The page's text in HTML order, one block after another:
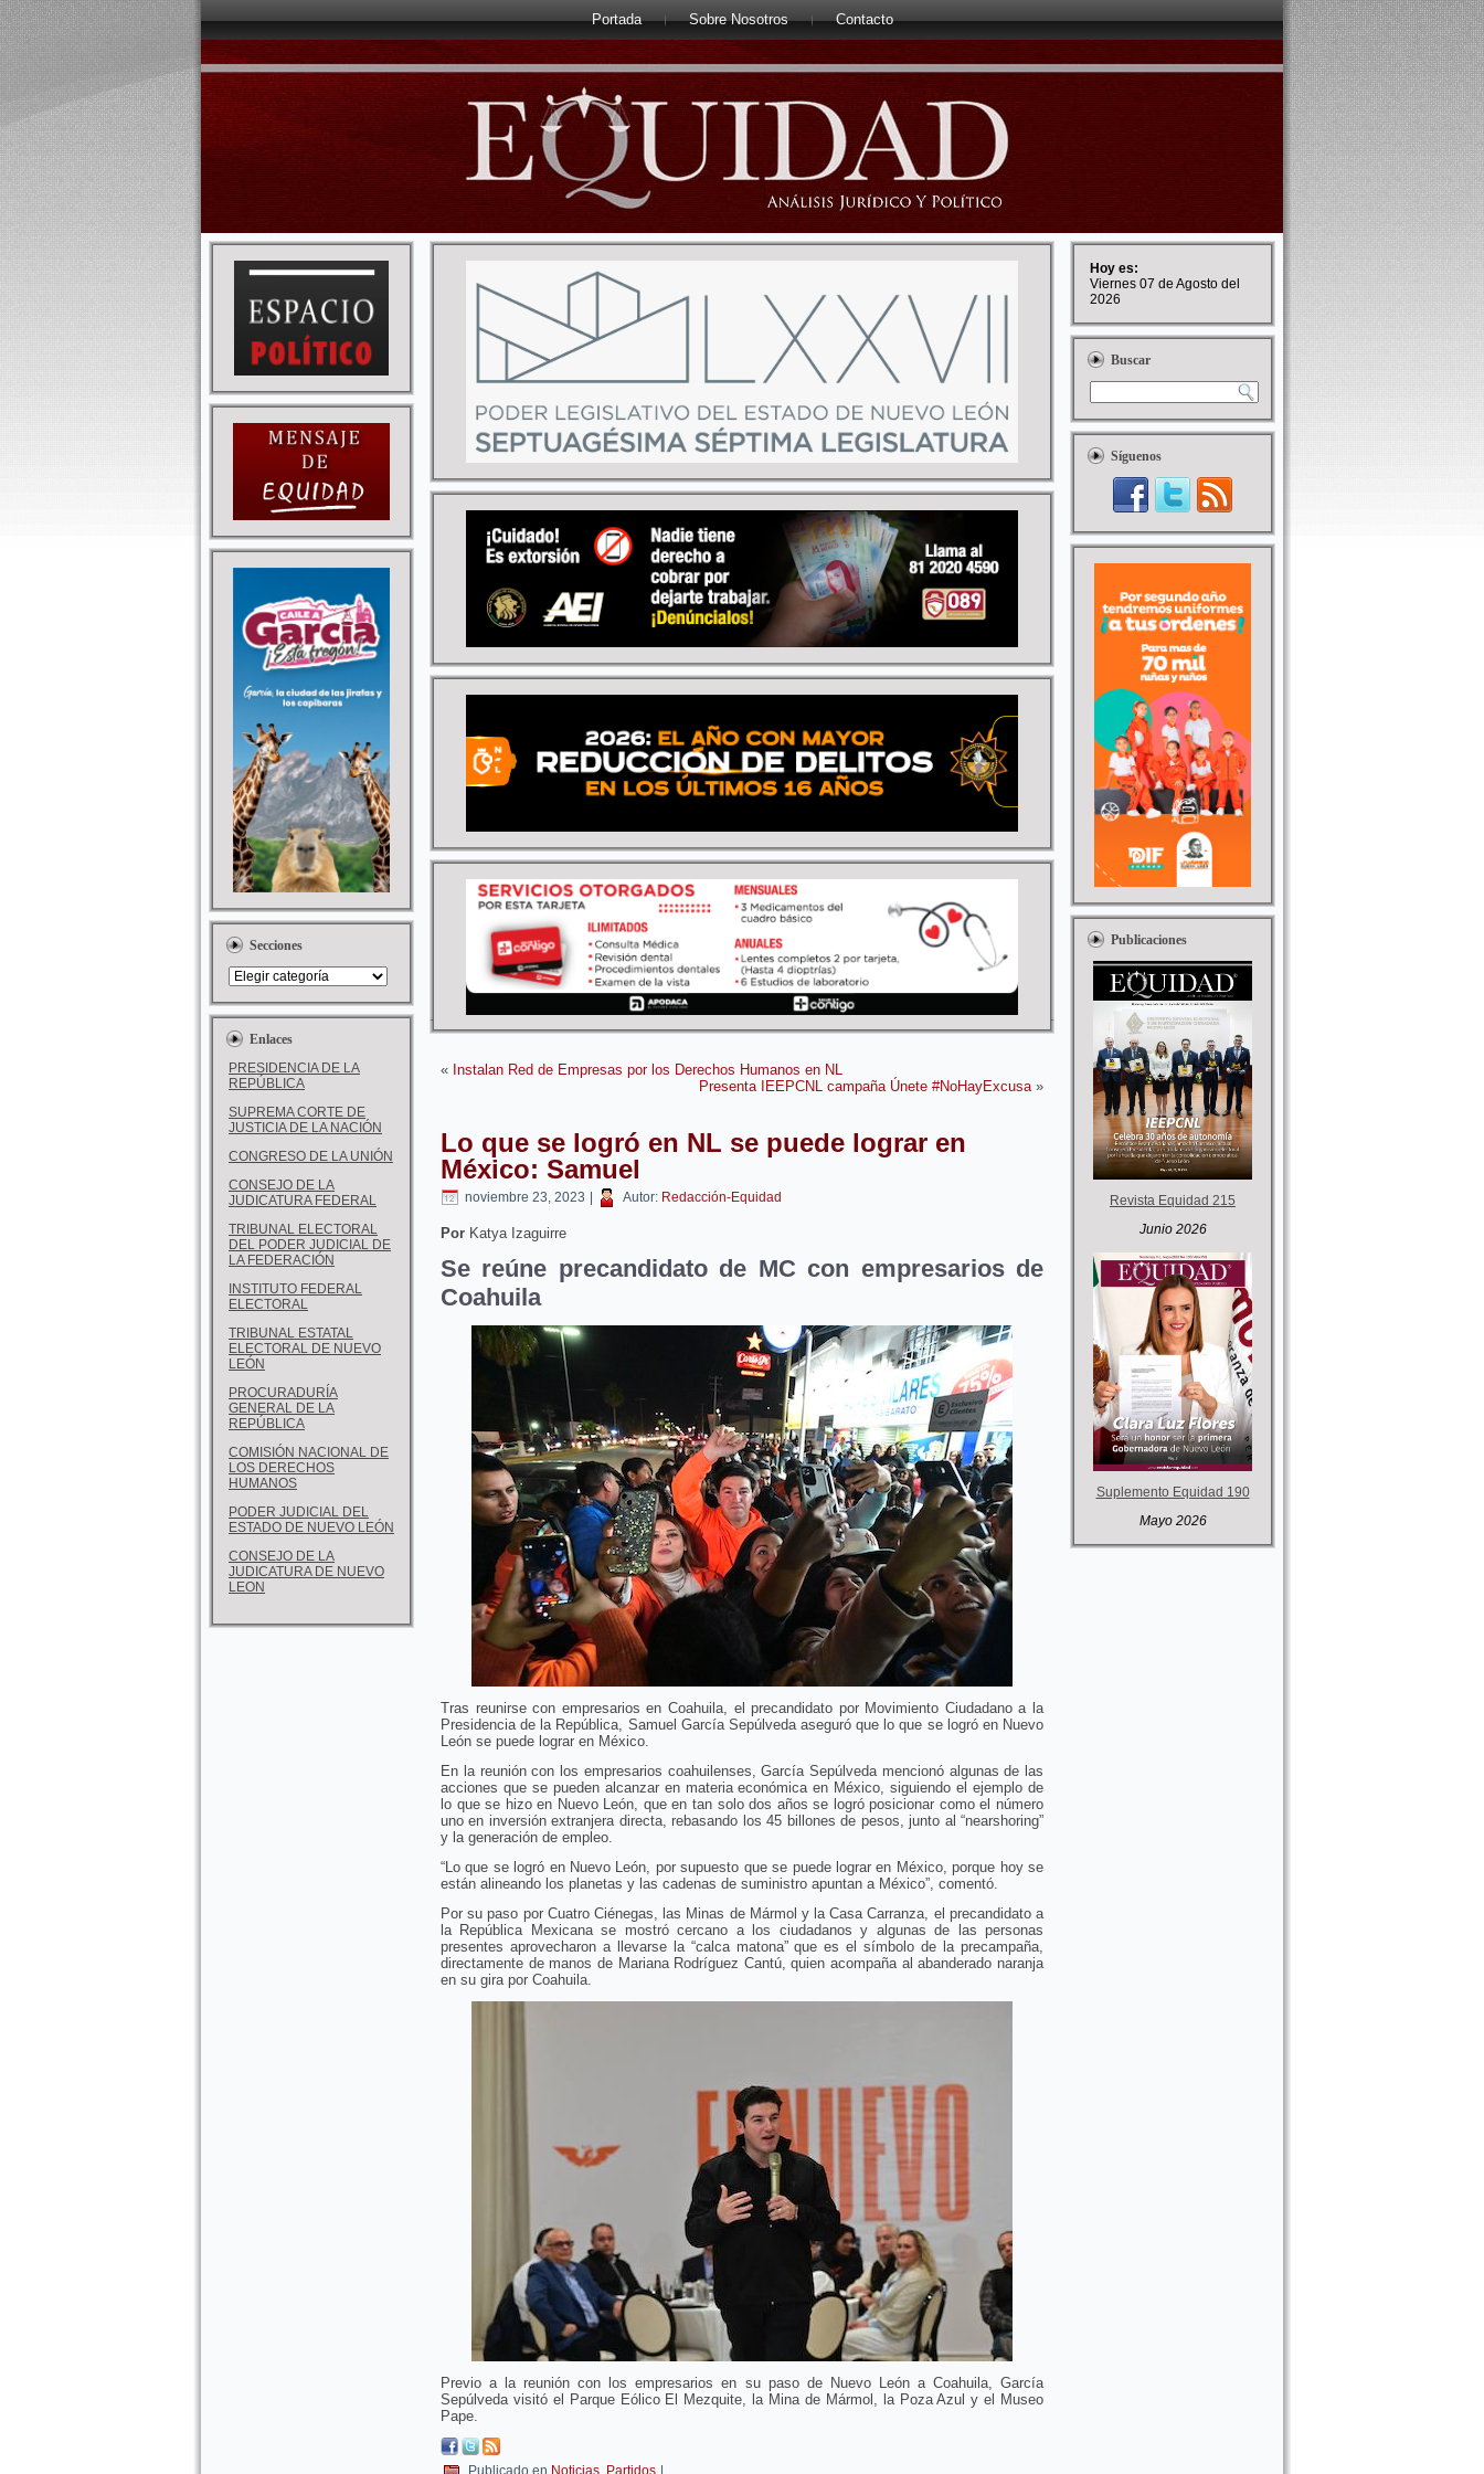
Portada Sobre Nosotros Contacto
Secciones
Enlaces
PRESIDENCIA DE LA
REPÚBLICA
SUPREMA CORTE DE
JUSTICIA DE LA NACIÓN
CONGRESO DE LA UNIÓN
CONSEJO DE LA
JUDICATURA FEDERAL
TRIBUNAL ELECTORAL
DEL PODER JUDICIAL DE
LA FEDERACIÓN
INSTITUTO FEDERAL
ELECTORAL
TRIBUNAL ESTATAL
ELECTORAL DE NUEVO
LEÓN
PROCURADURÍA
GENERAL DE LA
REPÚBLICA
COMISIÓN NACIONAL DE
LOS DERECHOS
HUMANOS
PODER JUDICIAL DEL
ESTADO DE NUEVO LEÓN
CONSEJO DE LA
JUDICATURA DE NUEVO
LEON
« Instalan Red de Empresas por los Derechos Humanos en NL
Presenta IEEPCNL campaña Únete #NoHayExcusa»
Lo que se logró en NL se puede lograr en
México: Samuel
noviembre 23, 2023 Autor: Redacción-Equidad
Por Katya Izaguirre
Se reúne precandidato de MC con empresarios de
Coahuila
Tras reunirse con empresarios en Coahuila, el precandidato por Movimiento Ciudadano a la
Presidencia de la República, Samuel García Sepúlveda aseguró que lo que se logró en Nuevo
León se puede lograr en México.
En la reunión con los empresarios coahuilenses, García Sepúlveda mencionó algunas de las
acciones que se pueden alcanzar en materia económica en México, siguiendo el ejemplo de
lo que se hizo en Nuevo León, que en tan solo dos años se logró posicionar como el número
uno en inversión extranjera directa, rebasando los 45 billones de pesos, junto al “nearshoring”
y la generación de empleo.
“Lo que se logró en Nuevo León, por supuesto que se puede lograr en México, porque hoy se
están alineando los planetas y las cadenas de suministro apuntan a México”, comentó.
Por su paso por Cuatro Ciénegas, las Minas de Mármol y la Casa Carranza, el precandidato a
la República Mexicana se mostró cercano a los ciudadanos y algunas de las personas
presentes aprovecharon a llevarse la “calca matona” que es el símbolo de la precampaña,
directamente de manos de Mariana Rodríguez Cantú, quien acompaña al abanderado naranja
en su gira por Coahuila.
Previo a la reunión con los empresarios en su paso de Nuevo León a Coahuila, García
Sepúlveda visitó el Parque Eólico El Mezquite, la Mina de Mármol, la Poza Azul y el Museo
Pape.
Publicado en Noticias Partidos
Hoy es:
Viernes 07 de Agosto del
2026
Buscar
Síguenos
Publicaciones
Revista Equidad 215
Junio 2026
Suplemento Equidad 190
Mayo 2026